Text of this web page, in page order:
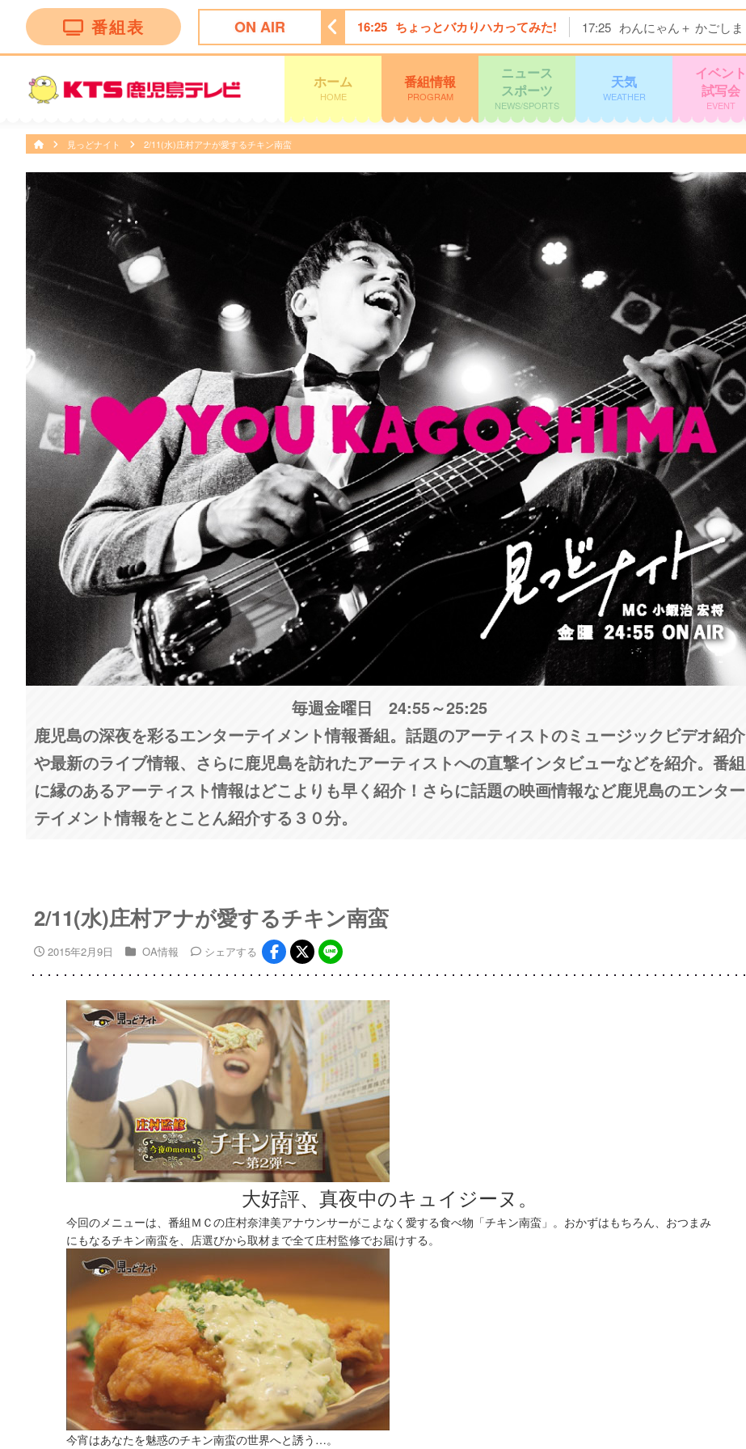
番組表 ON AIR
15:55 ＦＮＳ九州８局共同制作「ドキュメント九州」 16:25 ちょっとバカりハカってみた! 17:25 わんにゃん＋ かごしま
ホーム
HOME
番組情報
PROGRAM
ニュース
スポーツ
NEWS/SPORTS
天気
WEATHER
イベント
試写会
EVENT
見っどナイト 2/11(水)庄村アナが愛するチキン南蛮
毎週金曜日 24:55～25:25
鹿児島の深夜を彩るエンターテイメント情報番組。話題のアーティストのミュージックビデオ紹介
や最新のライブ情報、さらに鹿児島を訪れたアーティストへの直撃インタビューなどを紹介。番組
に縁のあるアーティスト情報はどこよりも早く紹介！さらに話題の映画情報など鹿児島のエンター
テイメント情報をとことん紹介する３０分。
2/11(水)庄村アナが愛するチキン南蛮
2015年2月9日 OA情報 シェアする
大好評、真夜中のキュイジーヌ。
今回のメニューは、番組ＭＣの庄村奈津美アナウンサーがこよなく愛する食べ物「チキン南蛮」。おかずはもちろん、おつまみ
にもなるチキン南蛮を、店選びから取材まで全て庄村監修でお届けする。
今宵はあなたを魅惑のチキン南蛮の世界へと誘う…。